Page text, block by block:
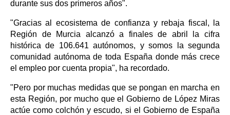
durante sus dos primeros años".
"Gracias al ecosistema de confianza y rebaja fiscal, la
Región de Murcia alcanzó a finales de abril la cifra
histórica de 106.641 autónomos, y somos la segunda
comunidad autónoma de toda España donde más crece
el empleo por cuenta propia", ha recordado.
"Pero por muchas medidas que se pongan en marcha en
esta Región, por mucho que el Gobierno de López Miras
actúe como colchón y escudo, si el Gobierno de España